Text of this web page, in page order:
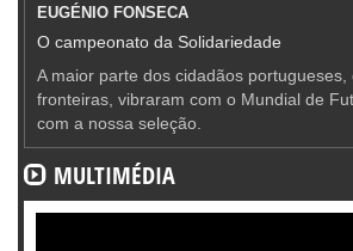
EUGÉNIO FONSECA
O campeonato da Solidariedade
A maior parte dos cidadãos
fronteiras, vibraram com o Mundial de
com a nossa seleção.
MULTIMÉDIA